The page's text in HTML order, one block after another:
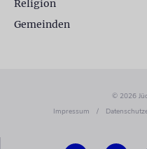
Religion
Gemeinden
© 2026
Impressum
/